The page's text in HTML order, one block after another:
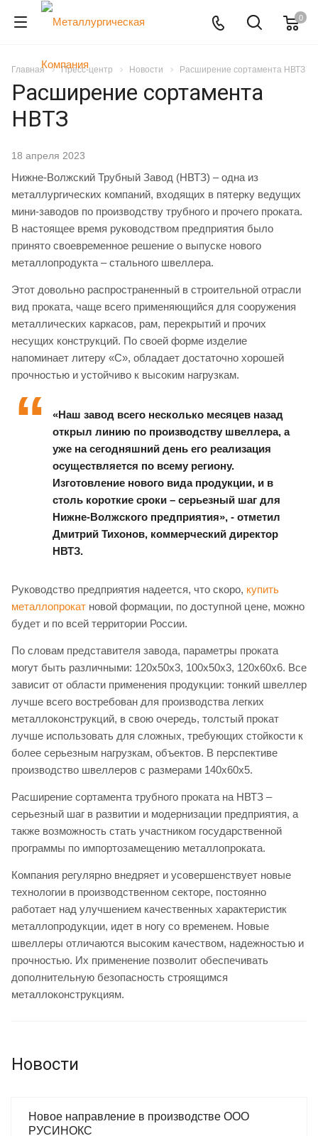
0
Главная Пресс-центр Новости Расширение сортамента НВТЗ
Расширение сортамента
НВТЗ
18 апреля 2023
Нижне-Волжский Трубный Завод (НВТЗ) – одна из
металлургических компаний, входящих в пятерку ведущих
мини-заводов по производству трубного и прочего проката.
В настоящее время руководством предприятия было
принято своевременное решение о выпуске нового
металлопродукта – стального швеллера.
Этот довольно распространенный в строительной отрасли
вид проката, чаще всего применяющийся для сооружения
металлических каркасов, рам, перекрытий и прочих
несущих конструкций. По своей форме изделие
напоминает литеру «С», обладает достаточно хорошей
прочностью и устойчиво к высоким нагрузкам.
«Наш завод всего несколько месяцев назад
открыл линию по производству швеллера, а
уже на сегодняшний день его реализация
осуществляется по всему региону.
Изготовление нового вида продукции, и в
столь короткие сроки – серьезный шаг для
Нижне-Волжского предприятия», - отметил
Дмитрий Тихонов, коммерческий директор
НВТЗ.
Руководство предприятия надеется, что скоро, купить
металлопрокат новой формации, по доступной цене, можно
будет и по всей территории России.
По словам представителя завода, параметры проката
могут быть различными: 120х50х3, 100х50х3, 120х60х6. Все
зависит от области применения продукции: тонкий швеллер
лучше всего востребован для производства легких
металлоконструкций, в свою очередь, толстый прокат
лучше использовать для сложных, требующих стойкости к
более серьезным нагрузкам, объектов. В перспективе
производство швеллеров с размерами 140х60х5.
Расширение сортамента трубного проката на НВТЗ –
серьезный шаг в развитии и модернизации предприятия, а
также возможность стать участником государственной
программы по импортозамещению металлопроката.
Компания регулярно внедряет и усовершенствует новые
технологии в производственном секторе, постоянно
работает над улучшением качественных характеристик
металлопродукции, идет в ногу со временем. Новые
швеллеры отличаются высоким качеством, надежностью и
прочностью. Их применение позволит обеспечивать
дополнительную безопасность строящимся
металлоконструкциям.
Новости
Новое направление в производстве ООО
РУСИНОКС